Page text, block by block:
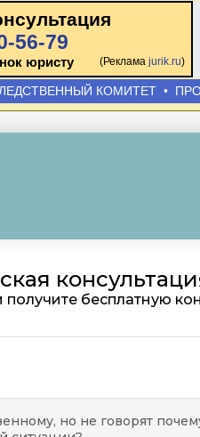
56-79
юристу (Реклама jurik.ru)
КОМИТЕТ •